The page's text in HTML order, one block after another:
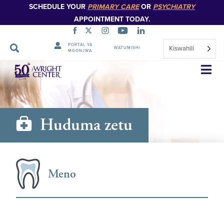
SCHEDULE YOUR PRIMARY CAREOR PSYCHIATRY
APPOINTMENT TODAY.
PORTAL YA
MGONJWA
WATUMISHI Kiswahili
Ruka
Urambazaji
Huduma zetu
Meno